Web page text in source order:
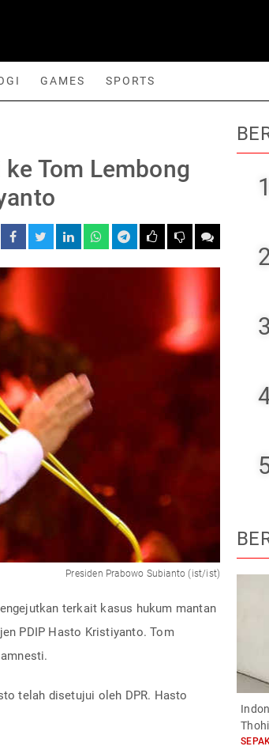
GAMES SPORTS
Tom Lembong
Presiden Prabowo Subianto (ist/ist)
terkait kasus hukum mantan
PDIP Hasto Kristiyanto. Tom
telah disetujui oleh DPR. Hasto